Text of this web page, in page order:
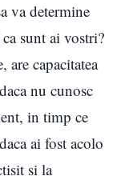
va determine
sunt ai vostri?
are capacitatea
nu cunosc
in timp ce
ai fost acolo
si la